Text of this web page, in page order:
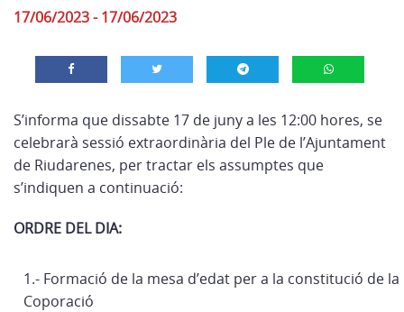
17/06/2023 - 17/06/2023
S’informa que dissabte 17 de juny a les 12:00 hores, se
celebrarà sessió extraordinària del Ple de l’Ajuntament
de Riudarenes, per tractar els assumptes que
s’indiquen a continuació:
ORDRE DEL DIA:
1.- Formació de la mesa d’edat per a la constitució de la
Coporació